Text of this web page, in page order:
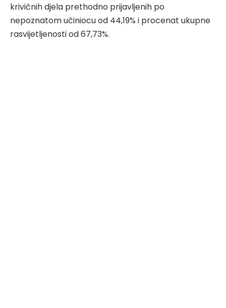
krivičnih djela prethodno prijavljenih po
nepoznatom učiniocu od 44,19% i procenat ukupne
rasvijetljenosti od 67,73%.